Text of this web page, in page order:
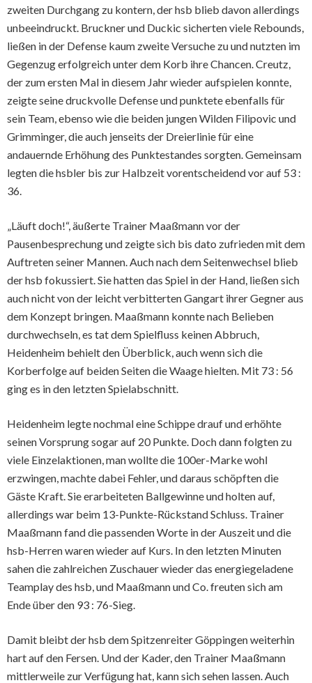
zweiten Durchgang zu kontern, der hsb blieb davon allerdings
unbeeindruckt. Bruckner und Duckic sicherten viele Rebounds,
ließen in der Defense kaum zweite Versuche zu und nutzten im
Gegenzug erfolgreich unter dem Korb ihre Chancen. Creutz,
der zum ersten Mal in diesem Jahr wieder aufspielen konnte,
zeigte seine druckvolle Defense und punktete ebenfalls für
sein Team, ebenso wie die beiden jungen Wilden Filipovic und
Grimminger, die auch jenseits der Dreierlinie für eine
andauernde Erhöhung des Punktestandes sorgten. Gemeinsam
legten die hsbler bis zur Halbzeit vorentscheidend vor auf 53 :
36.
„Läuft doch!“, äußerte Trainer Maaßmann vor der
Pausenbesprechung und zeigte sich bis dato zufrieden mit dem
Auftreten seiner Mannen. Auch nach dem Seitenwechsel blieb
der hsb fokussiert. Sie hatten das Spiel in der Hand, ließen sich
auch nicht von der leicht verbitterten Gangart ihrer Gegner aus
dem Konzept bringen. Maaßmann konnte nach Belieben
durchwechseln, es tat dem Spielfluss keinen Abbruch,
Heidenheim behielt den Überblick, auch wenn sich die
Korberfolge auf beiden Seiten die Waage hielten. Mit 73 : 56
ging es in den letzten Spielabschnitt.
Heidenheim legte nochmal eine Schippe drauf und erhöhte
seinen Vorsprung sogar auf 20 Punkte. Doch dann folgten zu
viele Einzelaktionen, man wollte die 100er-Marke wohl
erzwingen, machte dabei Fehler, und daraus schöpften die
Gäste Kraft. Sie erarbeiteten Ballgewinne und holten auf,
allerdings war beim 13-Punkte-Rückstand Schluss. Trainer
Maaßmann fand die passenden Worte in der Auszeit und die
hsb-Herren waren wieder auf Kurs. In den letzten Minuten
sahen die zahlreichen Zuschauer wieder das energiegeladene
Teamplay des hsb, und Maaßmann und Co. freuten sich am
Ende über den 93 : 76-Sieg.
Damit bleibt der hsb dem Spitzenreiter Göppingen weiterhin
hart auf den Fersen. Und der Kader, den Trainer Maaßmann
mittlerweile zur Verfügung hat, kann sich sehen lassen. Auch